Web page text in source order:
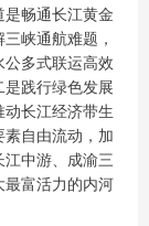
畅通长江黄金
峡通航难题，
多式联运高效
践行绿色发展
长江经济带生
自由流动，加
中游、成渝三
富活力的内河